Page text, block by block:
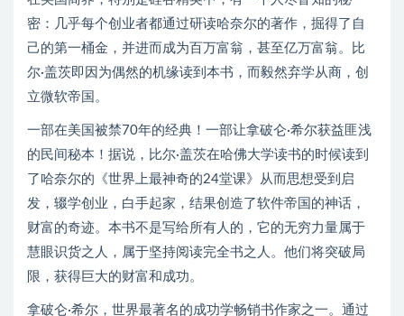
密：几乎每个创业者都通过研读哈奈尔的著作，掘得了自
己的第一桶金，并进而成为百万富翁，甚至亿万富翁。比
尔·盖茨即因为偶然的机缘读到本书，而毅然弃学从商，创
立微软帝国。
一部在美国被禁70年的经典！一部让拿破仑·希尔获益匪浅
的民间秘本！据说，比尔·盖茨在哈佛大学读书的时候读到
了哈奈尔的《世界上最神奇的24堂课》从而思想受到启
发，辍学创业，白手起家，结果创造了软件帝国的神话，
财富的奇迹。本书不是写给所有人的，它的无穷力量属于
慧眼识货之人，属于坚持阅读完全书之人。他们将突破局
限，获得巨大的财富和成功。
拿破仑·希尔，世界最著名的成功学畅销书作家之一。通过